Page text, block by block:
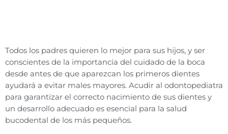
Todos los padres quieren lo mejor para sus hijos, y ser
conscientes de la importancia del cuidado de la boca
desde antes de que aparezcan los primeros dientes
ayudará a evitar males mayores. Acudir al odontopediatra
para garantizar el correcto nacimiento de sus dientes y
un desarrollo adecuado es esencial para la salud
bucodental de los más pequeños.